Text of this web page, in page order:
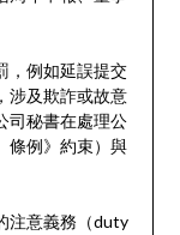
，例如延誤提交
涉及欺詐或故意
司秘書在處理公
條例》約束）與
注意義務（duty